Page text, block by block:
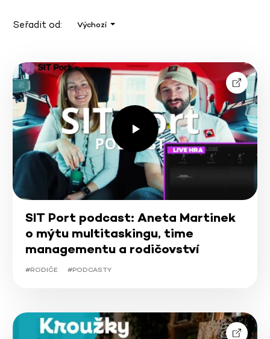
Seřadit od: Výchozí
SIT Port podcast: Aneta Martinek
o mýtu multitaskingu, time
managementu a rodičovství
#RODIČE #PODCASTY